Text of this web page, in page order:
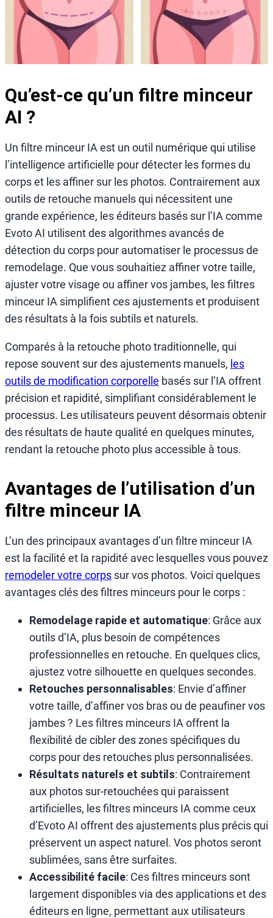
Qu’est-ce qu’un filtre minceur
AI ?
Un filtre minceur IA est un outil numérique qui utilise
l’intelligence artificielle pour détecter les formes du
corps et les affiner sur les photos. Contrairement aux
outils de retouche manuels qui nécessitent une
grande expérience, les éditeurs basés sur l’IA comme
Evoto AI utilisent des algorithmes avancés de
détection du corps pour automatiser le processus de
remodelage. Que vous souhaitiez affiner votre taille,
ajuster votre visage ou affiner vos jambes, les filtres
minceur IA simplifient ces ajustements et produisent
des résultats à la fois subtils et naturels.
Comparés à la retouche photo traditionnelle, qui
repose souvent sur des ajustements manuels, les
outils de modification corporelle basés sur l’IA offrent
précision et rapidité, simplifiant considérablement le
processus. Les utilisateurs peuvent désormais obtenir
des résultats de haute qualité en quelques minutes,
rendant la retouche photo plus accessible à tous.
Avantages de l’utilisation d’un
filtre minceur IA
L’un des principaux avantages d’un filtre minceur IA
est la facilité et la rapidité avec lesquelles vous pouvez
remodeler votre corps sur vos photos. Voici quelques
avantages clés des filtres minceurs pour le corps :
Remodelage rapide et automatique: Grâce aux
outils d’IA, plus besoin de compétences
professionnelles en retouche. En quelques clics,
ajustez votre silhouette en quelques secondes.
Retouches personnalisables: Envie d’affiner
votre taille, d’affiner vos bras ou de peaufiner vos
jambes ? Les filtres minceurs IA offrent la
flexibilité de cibler des zones spécifiques du
corps pour des retouches plus personnalisées.
Résultats naturels et subtils: Contrairement
aux photos sur-retouchées qui paraissent
artificielles, les filtres minceurs IA comme ceux
d’Evoto AI offrent des ajustements plus précis qui
préservent un aspect naturel. Vos photos seront
sublimées, sans être surfaites.
Accessibilité facile: Ces filtres minceurs sont
largement disponibles via des applications et des
éditeurs en ligne, permettant aux utilisateurs